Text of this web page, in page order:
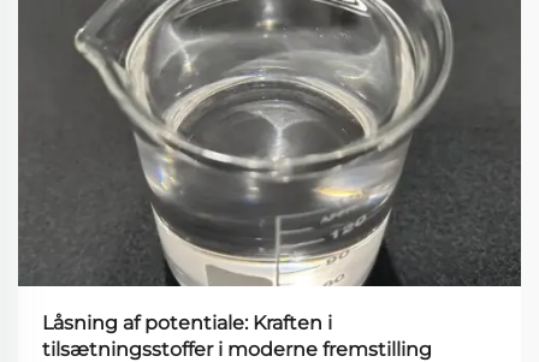
Låsning af potentiale: Kraften i
tilsætningsstoffer i moderne fremstilling